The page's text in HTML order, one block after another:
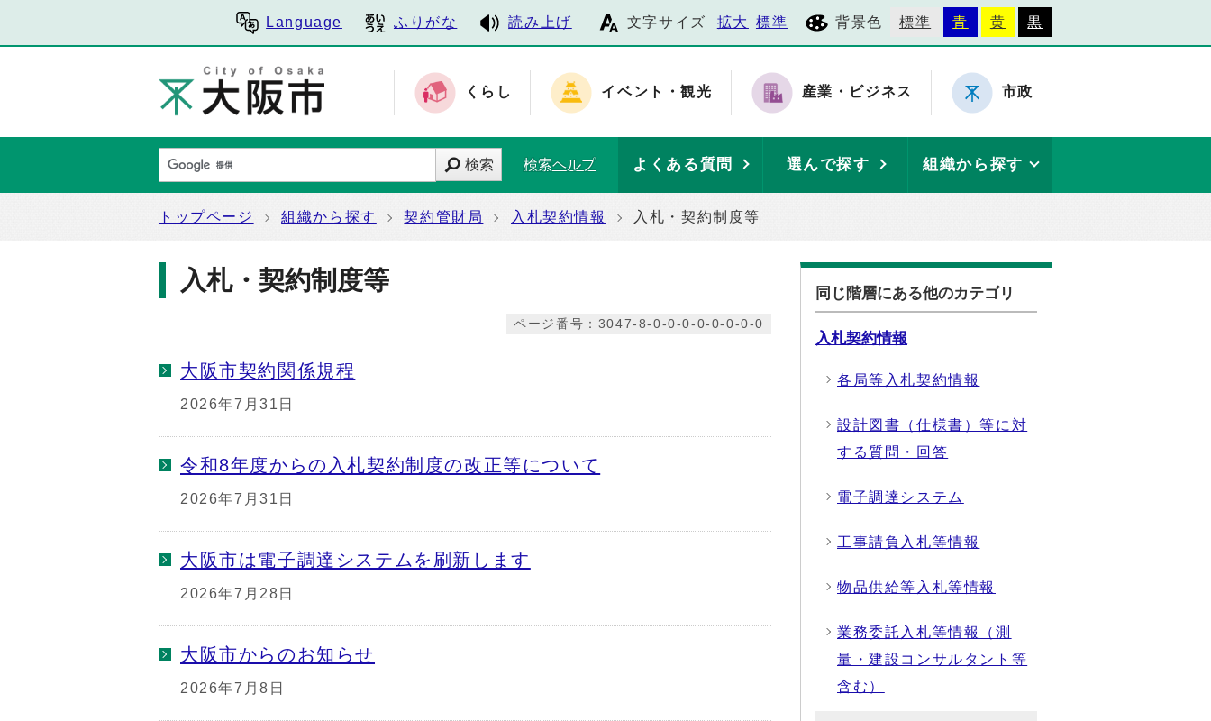
Language ふりがな 読み上げ 文字サイズ 拡大 標準 背景色 標準 青 黄 黒
くらし イベント・観光 産業・ビジネス 市政
検索 検索ヘルプ よくある質問 選んで探す 組織から探す
トップページ 組織から探す 契約管財局 入札契約情報 入札・契約制度等
入札・契約制度等
ページ番号：3047-8-0-0-0-0-0-0-0-0
大阪市契約関係規程
2026年7月31日
令和8年度からの入札契約制度の改正等について
2026年7月31日
大阪市は電子調達システムを刷新します
2026年7月28日
大阪市からのお知らせ
2026年7月8日
同じ階層にある他のカテゴリ
入札契約情報
各局等入札契約情報
設計図書（仕様書）等に対
する質問・回答
電子調達システム
工事請負入札等情報
物品供給等入札等情報
業務委託入札等情報（測
量・建設コンサルタント等
含む）